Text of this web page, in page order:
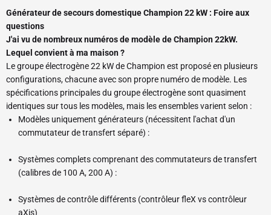
Générateur de secours domestique Champion 22 kW : Foire aux
questions
J'ai vu de nombreux numéros de modèle de Champion 22kW.
Lequel convient à ma maison ?
Le groupe électrogène 22 kW de Champion est proposé en plusieurs
configurations, chacune avec son propre numéro de modèle. Les
spécifications principales du groupe électrogène sont quasiment
identiques sur tous les modèles, mais les ensembles varient selon :
Modèles uniquement générateurs (nécessitent l'achat d'un
commutateur de transfert séparé) :
Systèmes complets comprenant des commutateurs de transfert
(calibres de 100 A, 200 A) :
Systèmes de contrôle différents (contrôleur fleX vs contrôleur
aXis)